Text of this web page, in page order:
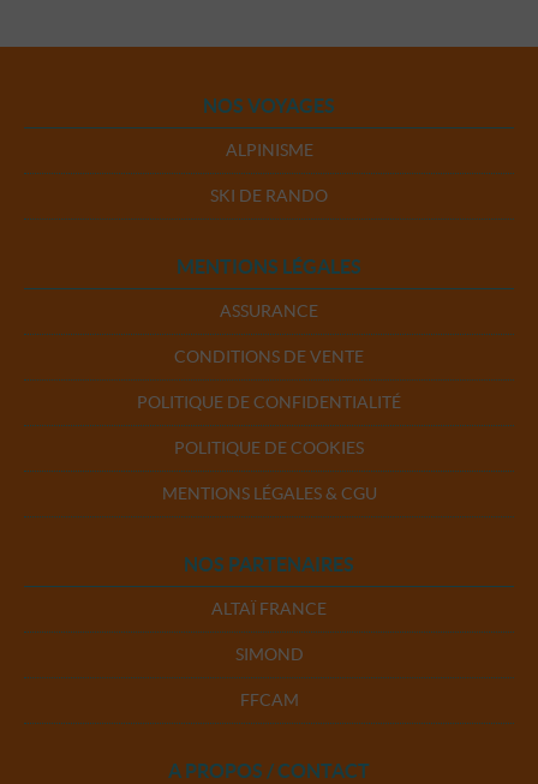
NOS VOYAGES
ALPINISME
SKI DE RANDO
MENTIONS LÉGALES
ASSURANCE
CONDITIONS DE VENTE
POLITIQUE DE CONFIDENTIALITÉ
POLITIQUE DE COOKIES
MENTIONS LÉGALES & CGU
NOS PARTENAIRES
ALTAÏ FRANCE
SIMOND
FFCAM
A PROPOS / CONTACT